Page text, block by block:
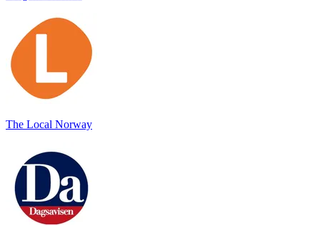
The Local Norway